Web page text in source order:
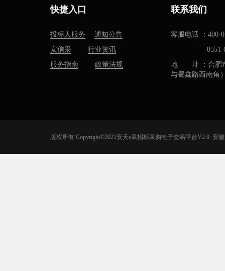
快捷入口
投标人服务
通知公告
安信采
行业资讯
服务指南
政策法规
联系我们
客服电话 ：400-
0551-
地 址 ：合肥市
与蜀鑫路西南角
版权所有 Copyright©2021安天e采招标采购电子交易平台V2.0 安